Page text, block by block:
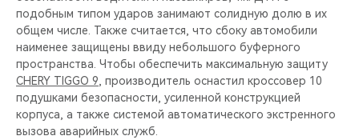
подобным типом ударов занимают солидную долю в их
общем числе. Также считается, что сбоку автомобили
наименее защищены ввиду небольшого буферного
пространства. Чтобы обеспечить максимальную защиту
CHERY TIGGO 9 , производитель оснастил кроссовер 10
подушками безопасности, усиленной конструкцией
корпуса, а также системой автоматического экстренного
вызова аварийных служб.